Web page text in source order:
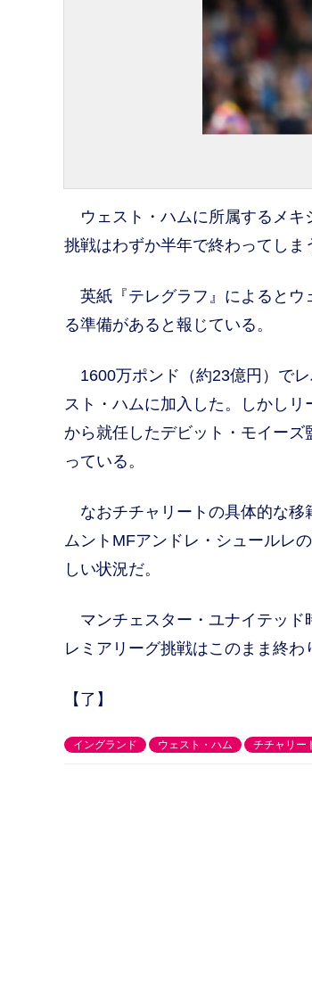
ウェスト・ハムに所属するメキ
挑戦はわずか半年で終わってしま
英紙『テレグラフ』によるとウ
る準備があると報じている。
1600万ポンド（約23億円）で
スト・ハムに加入した。しかし
から就任したデビット・モイー
っている。
なおチチャリートの具体的な移
ムントMFアンドレ・シュールレ
しい状況だ。
マンチェスター・ユナイテッド
レミアリーグ挑戦はこのまま終わ
【了】
イングランド ウェスト・ハム チチャリー